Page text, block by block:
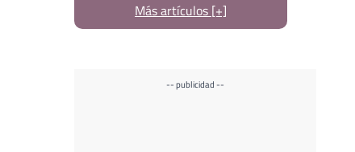
Más artículos [+]
-- publicidad --